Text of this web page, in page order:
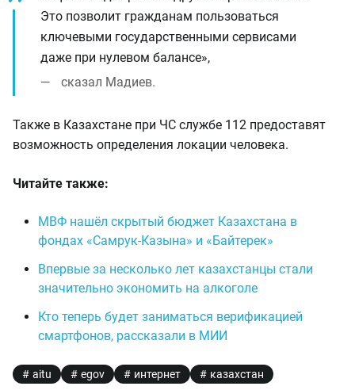
Это позволит гражданам пользоваться
ключевыми государственными сервисами
даже при нулевом балансе»,
сказал Мадиев.
Также в Казахстане при ЧС службе 112 предоставят
возможность определения локации человека.
Читайте также:
МВФ нашёл скрытый бюджет Казахстана в
фондах «Самрук-Казына» и «Байтерек»
Впервые за несколько лет казахстанцы стали
значительно экономить на алкоголе
Кто теперь будет заниматься верификацией
смартфонов, рассказали в МИИ
aitu egov интернет казахстан